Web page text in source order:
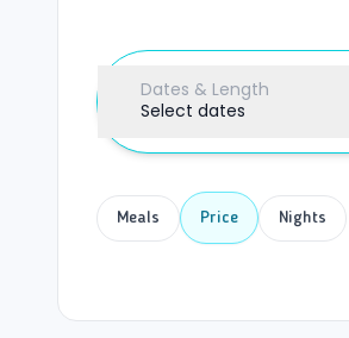
Dates & Length
Select dates
Meals Price Nights